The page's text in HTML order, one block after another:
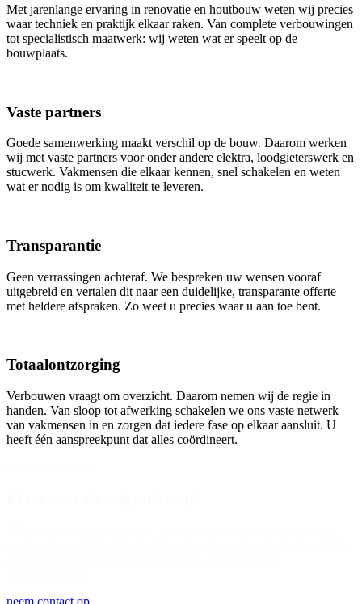
Met jarenlange ervaring in renovatie en houtbouw weten wij precies
waar techniek en praktijk elkaar raken. Van complete verbouwingen
tot specialistisch maatwerk: wij weten wat er speelt op de
bouwplaats.
Vaste partners
Goede samenwerking maakt verschil op de bouw. Daarom werken
wij met vaste partners voor onder andere elektra, loodgieterswerk en
stucwerk. Vakmensen die elkaar kennen, snel schakelen en weten
wat er nodig is om kwaliteit te leveren.
Transparantie
Geen verrassingen achteraf. We bespreken uw wensen vooraf
uitgebreid en vertalen dit naar een duidelijke, transparante offerte
met heldere afspraken. Zo weet u precies waar u aan toe bent.
Totaalontzorging
Verbouwen vraagt om overzicht. Daarom nemen wij de regie in
handen. Van sloop tot afwerking schakelen we ons vaste netwerk
van vakmensen in en zorgen dat iedere fase op elkaar aansluit. U
heeft één aanspreekpunt dat alles coördineert.
neem contact op